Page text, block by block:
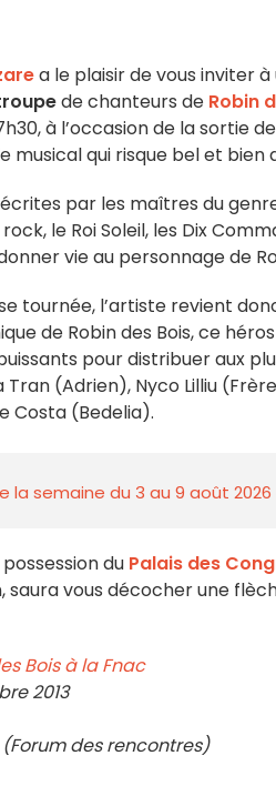
a le plaisir de vous inviter à
de chanteurs de Robin
à l’occasion de la
musical qui risque bel et bien
par les maîtres du
le Roi Soleil, les Dix
vie au personnage de
tournée, l’artiste revient
de Robin des Bois, ce
pour distribuer aux
Tran (Adrien), Nyco Lilliu
Costa (Bedelia).
la semaine du 3 au 9 août
du Palais des
saura vous décocher une
Bois à la Fnac
2013
des rencontres)